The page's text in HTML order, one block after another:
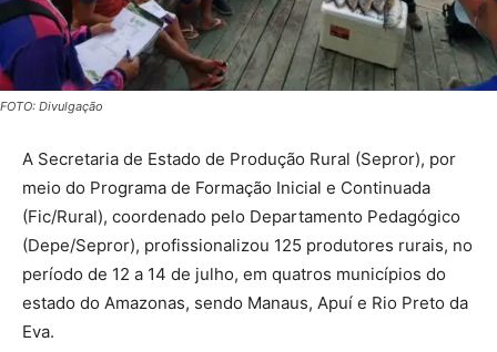
FOTO: Divulgação
A Secretaria de Estado de Produção Rural (Sepror), por
meio do Programa de Formação Inicial e Continuada
(Fic/Rural), coordenado pelo Departamento Pedagógico
(Depe/Sepror), profissionalizou 125 produtores rurais, no
período de 12 a 14 de julho, em quatros municípios do
estado do Amazonas, sendo Manaus, Apuí e Rio Preto da
Eva.